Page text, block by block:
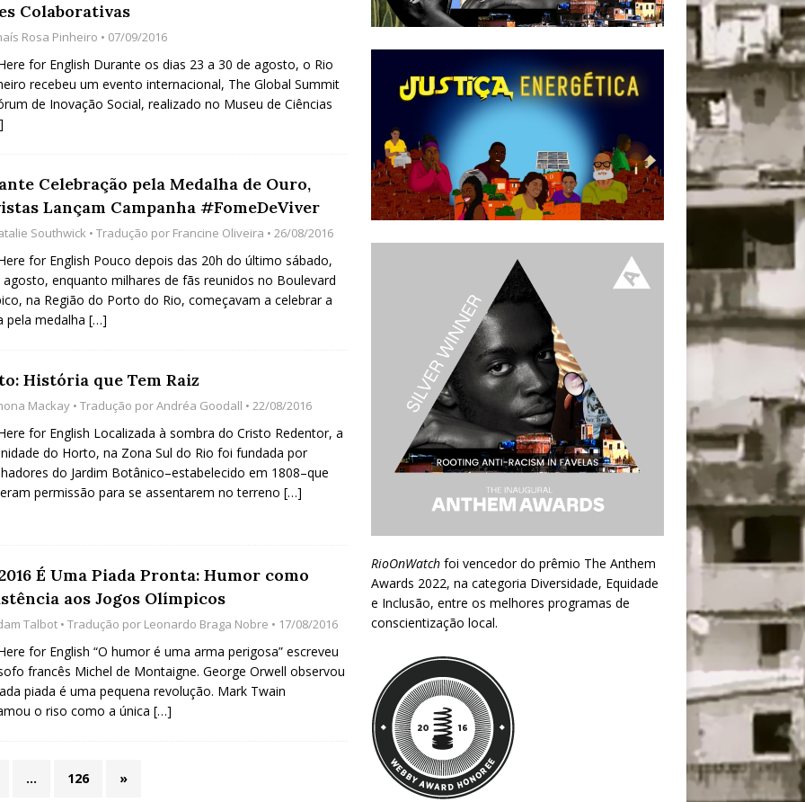
Colaborativas
Rosa Pinheiro • 07/09/2016
for English Durante os dias 23 a 30 de agosto, o Rio
recebeu um evento internacional, The Global Summit
de Inovação Social, realizado no Museu de Ciências
Celebração pela Medalha de Ouro,
Lançam Campanha #FomeDeViver
Southwick • Tradução por Francine Oliveira • 26/08/2016
for English Pouco depois das 20h do último sábado,
agosto, enquanto milhares de fãs reunidos no Boulevard
na Região do Porto do Rio, começavam a celebrar a
pela medalha […]
História que Tem Raiz
Mackay • Tradução porAndréa Goodall • 22/08/2016
for English Localizada à sombra do Cristo Redentor, a
do Horto, na Zona Sul do Rio foi fundada por
do Jardim Botânico–estabelecido em 1808–que
permissão para se assentarem no terreno […]
É Uma Piada Pronta: Humor como
aos Jogos Olímpicos
Talbot • Tradução por Leonardo Braga Nobre • 17/08/2016
for English “O humor é uma arma perigosa” escreveu
francês Michel de Montaigne. George Orwell observou
piada é uma pequena revolução. Mark Twain
o riso como a única […]
… 126 »
RioOnWatchfoi vencedor do prêmio The Anthem
Awards 2022, na categoria Diversidade, Equidade
e Inclusão, entre os melhores programas de
conscientização local.